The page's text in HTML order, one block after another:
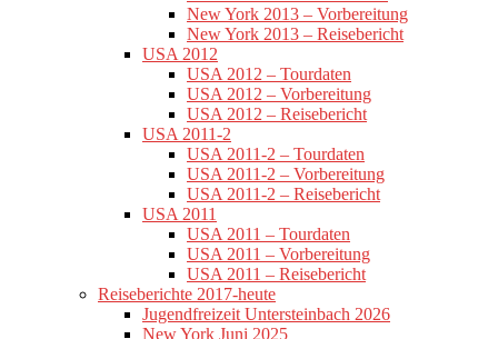
New York 2013 – Vorbereitung
New York 2013 – Reisebericht
USA 2012
USA 2012 – Tourdaten
USA 2012 – Vorbereitung
USA 2012 – Reisebericht
USA 2011-2
USA 2011-2 – Tourdaten
USA 2011-2 – Vorbereitung
USA 2011-2 – Reisebericht
USA 2011
USA 2011 – Tourdaten
USA 2011 – Vorbereitung
USA 2011 – Reisebericht
Reiseberichte 2017-heute
Jugendfreizeit Untersteinbach 2026
New York Juni 2025